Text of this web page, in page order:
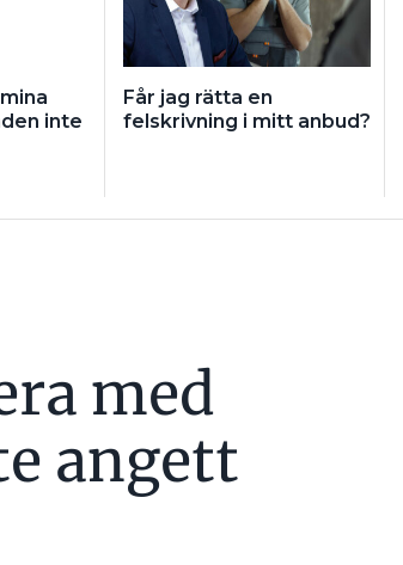
inte
Får jag rätta en
felskrivning i mitt anbud?
med
angett